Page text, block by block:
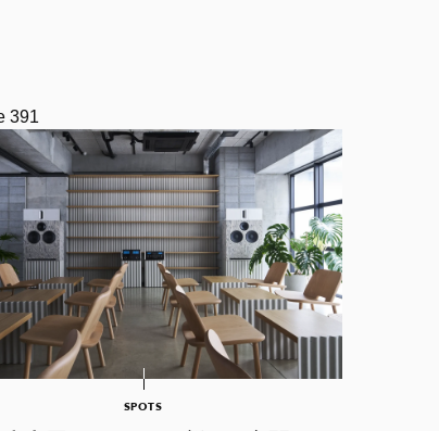
391
SPOTS